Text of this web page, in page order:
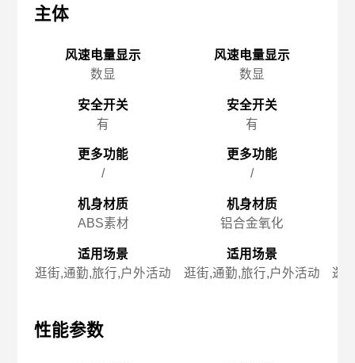
主体
风速电量显示
数显
安全开关
有
更多功能
/
机身材质
ABS素材
适用场景
逛街,通勤,旅行,户外活动
性能参数
风速电量显示
数显
安全开关
有
更多功能
/
机身材质
铝合金氧化
适用场景
逛街,通勤,旅行,户外活动
逛